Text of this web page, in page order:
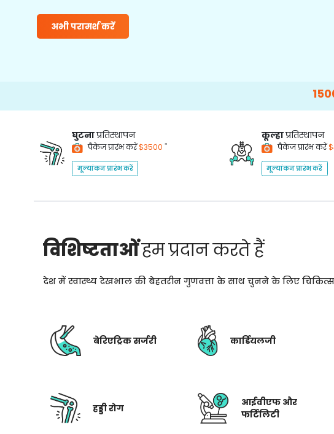
अभी परामर्श करें
घुटनाप्रतिस्थापन
पैकेज प्रारंभ करें$3500 *
मूल्यांकन प्रारंभ करें
कूल्हाप्रतिस्थापन
पैकेज प्रारंभ करें
मूल्यांकन प्रारंभ करें
विशिष्टताओंहम प्रदान करते हैं
देश में स्वास्थ्य देखभाल की बेहतरीन गुणवत्ता के साथ चुनने के लिए
बेरिएट्रिक सर्जरी कार्डियलजी
हड्डी रोग
आईवीएफ और
फर्टिलिटी